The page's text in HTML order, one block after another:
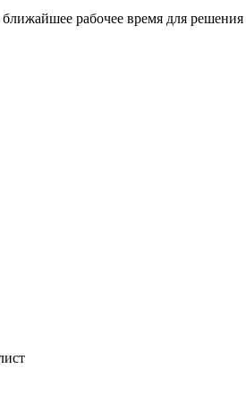
рабочее время для